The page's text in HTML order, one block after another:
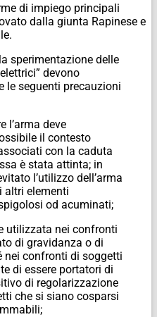
di impiego principali
dalla giunta Rapinese e
sperimentazione delle
devono
le seguenti precauzioni
l’arma deve
il contesto
con la caduta
è stata attinta; in
l’utilizzo dell’arma
altri elementi
od acuminati;
utilizzata nei confronti
di gravidanza o di
confronti di soggetti
di essere portatori di
di regolarizzazione
che si siano cosparsi